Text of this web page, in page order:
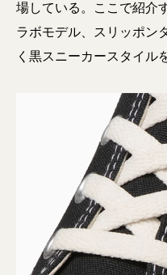
場している。ここで紹介
ラボモデル、スリッポン
く黒スニーカースタイル